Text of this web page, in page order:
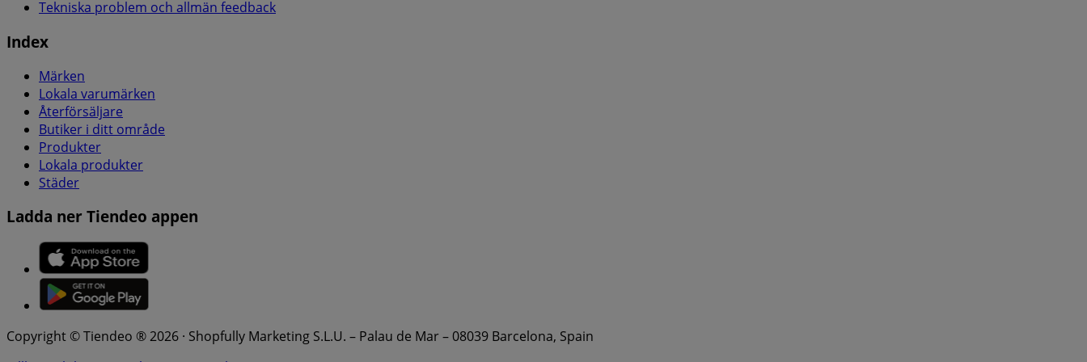
Tekniska problem och allmän feedback
Index
Märken
Lokala varumärken
Återförsäljare
Butiker i ditt område
Produkter
Lokala produkter
Städer
Ladda ner Tiendeo appen
Copyright © Tiendeo ® 2026 · Shopfully Marketing S.L.U. – Palau de Mar – 08039 Barcelona, Spain